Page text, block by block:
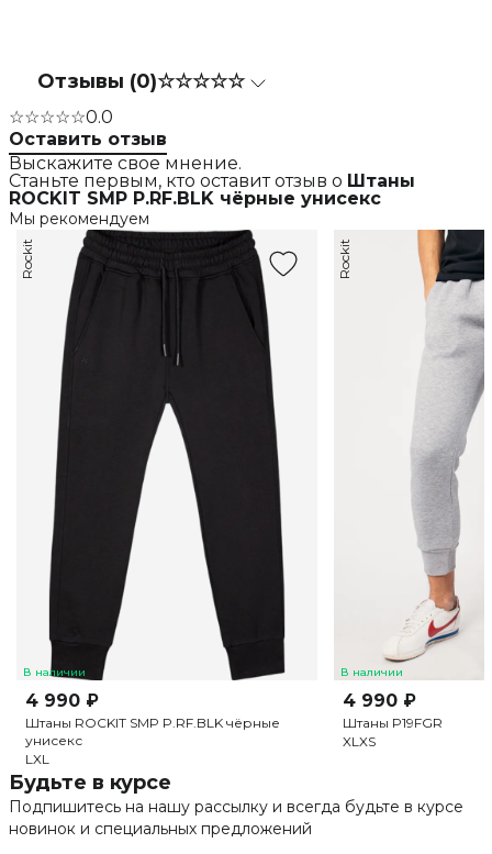
Отзывы (0)☆☆☆☆☆
☆☆☆☆☆0.0
Оставить отзыв
Выскажите свое мнение.
Станьте первым, кто оставит отзыв о Штаны
ROCKIT SMP P.RF.BLK чёрные унисекс
Мы рекомендуем
В наличии
Rockit
4 990 ₽
Штаны ROCKIT SMP P.RF.BLK чёрные
унисекс
LXL
В наличии
Rockit
4 990 ₽
Штаны P19FGR
XLXS
Будьте в курсе
Подпишитесь на нашу рассылку и всегда будьте в курсе
новинок и специальных предложений